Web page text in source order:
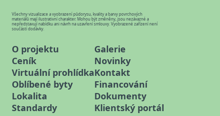
Všechny vizualizace a vyobrazení půdorysu, kvality a barvy povrchových
materiálů mají ilustrativní charakter. Mohou být změněny, jsou nezávazné a
nepředstavují nabídku ani návrh na uzavření smlouvy. Vyobrazené zařízení není
součástí dodávky.
O projektu
Ceník
Virtuální prohlídka
Oblíbené byty
Lokalita
Standardy
Galerie
Novinky
Kontakt
Financování
Dokumenty
Klientský portál